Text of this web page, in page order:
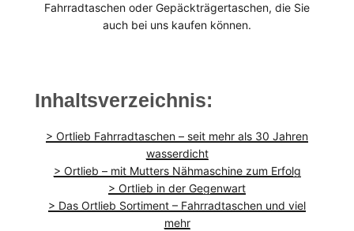
Fahrradtaschen oder Gepäckträgertaschen, die Sie
auch bei uns kaufen können.
Inhaltsverzeichnis:
> Ortlieb Fahrradtaschen – seit mehr als 30 Jahren
wasserdicht
> Ortlieb – mit Mutters Nähmaschine zum Erfolg
> Ortlieb in der Gegenwart
> Das Ortlieb Sortiment – Fahrradtaschen und viel
mehr